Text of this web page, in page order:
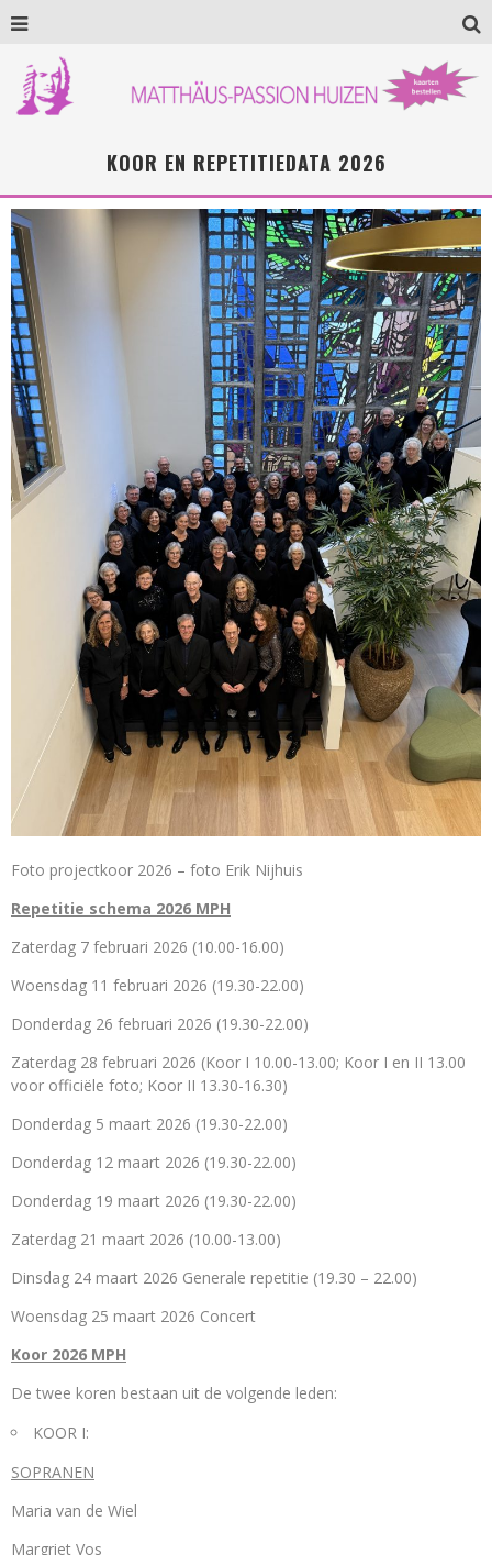
KOOR EN REPETITIEDATA 2026
Foto projectkoor 2026 – foto Erik Nijhuis
Repetitie schema 2026 MPH
Zaterdag 7 februari 2026 (10.00-16.00)
Woensdag 11 februari 2026 (19.30-22.00)
Donderdag 26 februari 2026 (19.30-22.00)
Zaterdag 28 februari 2026 (Koor I 10.00-13.00; Koor I en II 13.00
voor officiële foto; Koor II 13.30-16.30)
Donderdag 5 maart 2026 (19.30-22.00)
Donderdag 12 maart 2026 (19.30-22.00)
Donderdag 19 maart 2026 (19.30-22.00)
Zaterdag 21 maart 2026 (10.00-13.00)
Dinsdag 24 maart 2026 Generale repetitie (19.30 – 22.00)
Woensdag 25 maart 2026 Concert
Koor 2026 MPH
De twee koren bestaan uit de volgende leden:
KOOR I:
SOPRANEN
Maria van de Wiel
Margriet Vos